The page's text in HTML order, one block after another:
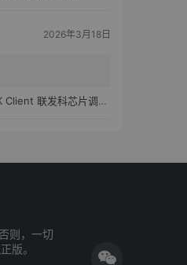
2026年3月18日
科芯片调试工具_v2.01 汉化版
则，一切
版。